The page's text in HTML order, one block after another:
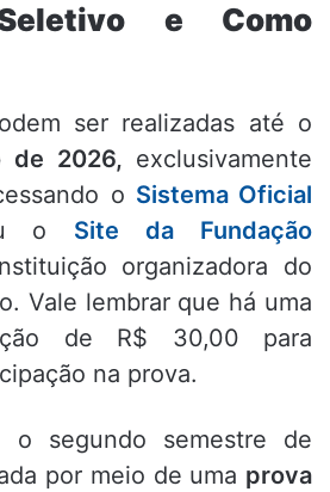
e Como
ser realizadas até o
de 2026, exclusivamente
o Sistema Oficial
o Site da Fundação
organizadora do
Vale lembrar que há uma
de R$ 30,00 para
na prova.
o segundo semestre de
por meio de uma prova